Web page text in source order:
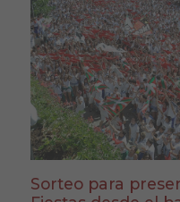
Sorteo para